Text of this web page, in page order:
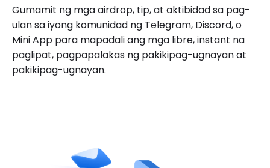
Paganahin ang mga subscription sa komunidad at
mga bayarin sa pagpasok, na nagbibigay ng
karagdagang monetization at mga opsyon sa
pamamahala ng komunidad.